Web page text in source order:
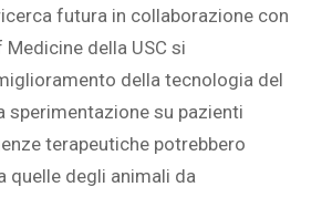
futura in collaborazione con
della USC si
della tecnologia del
sperimentazione su pazienti
terapeutiche potrebbero
quelle degli animali da